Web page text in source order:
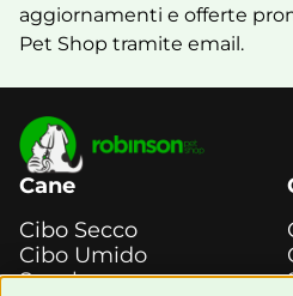
aggiornamenti e offerte
Pet Shop tramite email.
Cane
Cibo Secco
Cibo Umido
Snack e